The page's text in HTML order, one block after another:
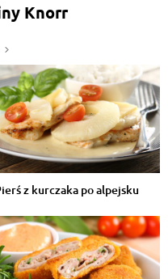
Knorr
z kurczaka po alpejsku